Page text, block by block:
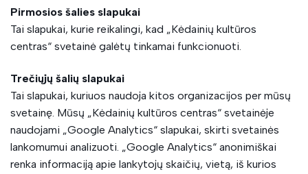
Pirmosios šalies slapukai
Tai slapukai, kurie reikalingi, kad „Kėdainių kultūros
centras“ svetainė galėtų tinkamai funkcionuoti.
Trečiųjų šalių slapukai
Tai slapukai, kuriuos naudoja kitos organizacijos per mūsų
svetainę. Mūsų „Kėdainių kultūros centras“ svetainėje
naudojami „Google Analytics“ slapukai, skirti svetainės
lankomumui analizuoti. „Google Analytics“ anonimiškai
renka informaciją apie lankytojų skaičių, vietą, iš kurios